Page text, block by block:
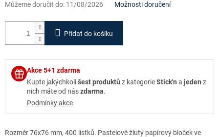
Můžeme doručit do: 11/08/2026 Možnosti doručení
Přidat do košíku
Akce 5+1 zdarma
Kupte jakýchkolišest produktů z kategorieStick'n a jeden z
nich máte od nászdarma.
Podmínky akce
Rozměr 76x76 mm, 400 lístků. Pastelově žlutý papírový bloček ve